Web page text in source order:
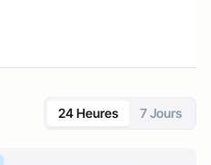
24 Heures 7 Jours